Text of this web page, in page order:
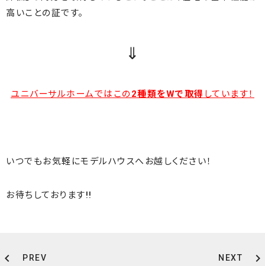
高いことの証です。
⇓
ユニバーサルホームではこの2種類をWで取得 しています！
いつでもお気軽にモデルハウスへお越しください！
お待ちしております!!
chevron_left PREV NEXT chevron_right